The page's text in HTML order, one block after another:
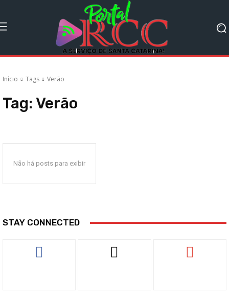
Início Tags Verão
Tag: Verão
Não há posts para exibir
STAY CONNECTED